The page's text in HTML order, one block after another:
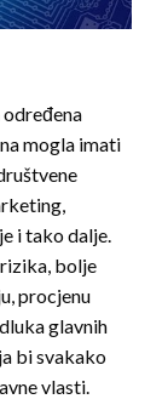
mogla imati
i tako dalje.
bolje
procjenu
glavnih
bi svakako
vlasti.